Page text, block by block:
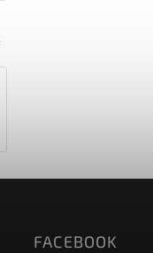
FACEBOOK